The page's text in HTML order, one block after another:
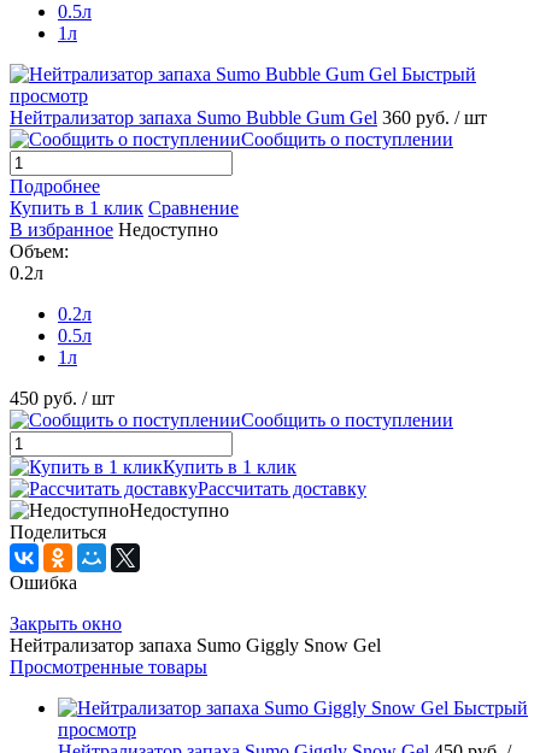
0.5л
1л
Быстрый
просмотр
Нейтрализатор запаха Sumo Bubble Gum Gel 360 руб. / шт
Сообщить о поступлении
Подробнее
Купить в 1 клик Сравнение
В избранное Недоступно
Объем:
0.2л
0.2л
0.5л
1л
450 руб. / шт
Сообщить о поступлении
Купить в 1 клик
Рассчитать доставку
Недоступно
Поделиться
Ошибка
Закрыть окно
Нейтрализатор запаха Sumo Giggly Snow Gel
Просмотренные товары
Быстрый
просмотр